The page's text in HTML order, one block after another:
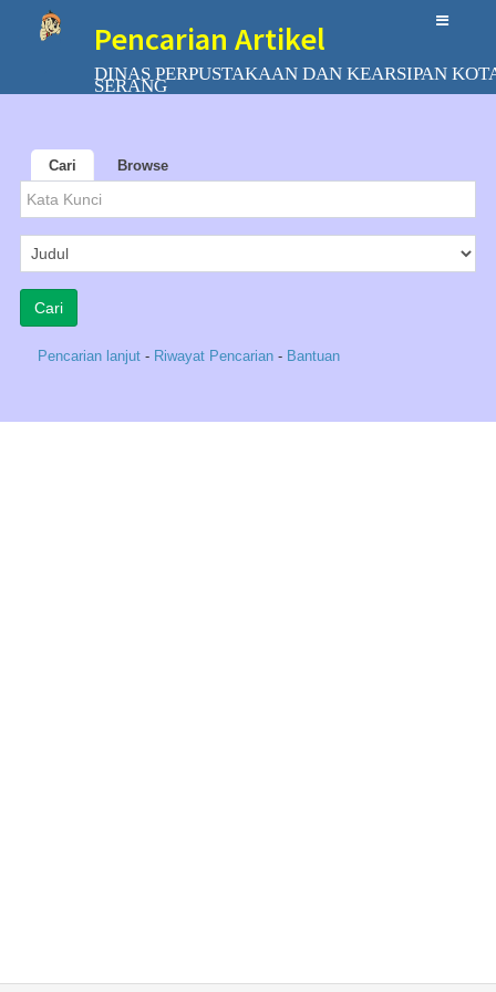
Pencarian Artikel
DINAS PERPUSTAKAAN DAN KEARSIPAN
SERANG
Cari Browse
Pencarian lanjut - Riwayat Pencarian - Bantuan